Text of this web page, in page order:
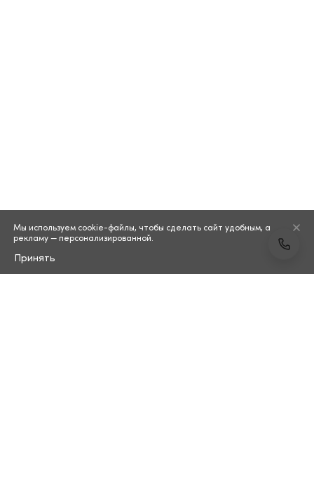
Мы используем cookie-файлы, чтобы сделать сайт удобным, а
рекламу — персонализированной.
Принять